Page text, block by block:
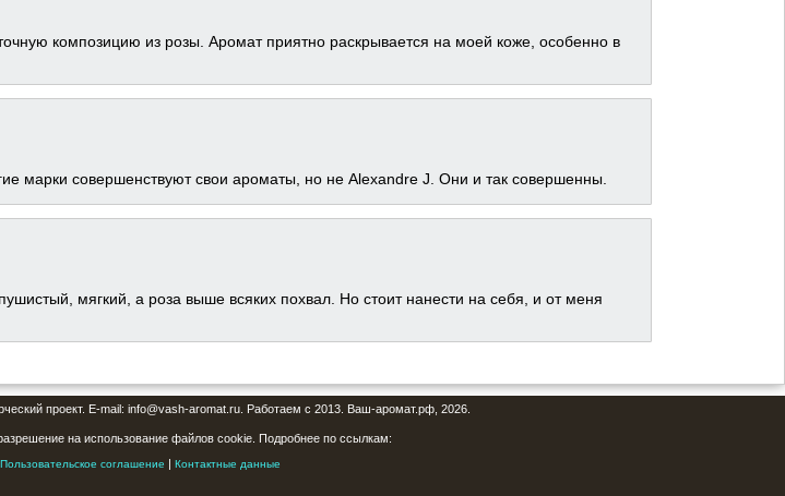
композицию из розы. Аромат приятно раскрывается на моей коже, особенно в
марки совершенствуют свои ароматы, но не Alexandre J. Они и так совершенны.
мягкий, а роза выше всяких похвал. Но стоит нанести на себя, и от меня
проект. E-mail: info@vash-aromat.ru. Работаем с 2013. Ваш-аромат.рф, 2026.
на использование файлов cookie. Подробнее по ссылкам:
Пользовательское соглашение | Контактные данные